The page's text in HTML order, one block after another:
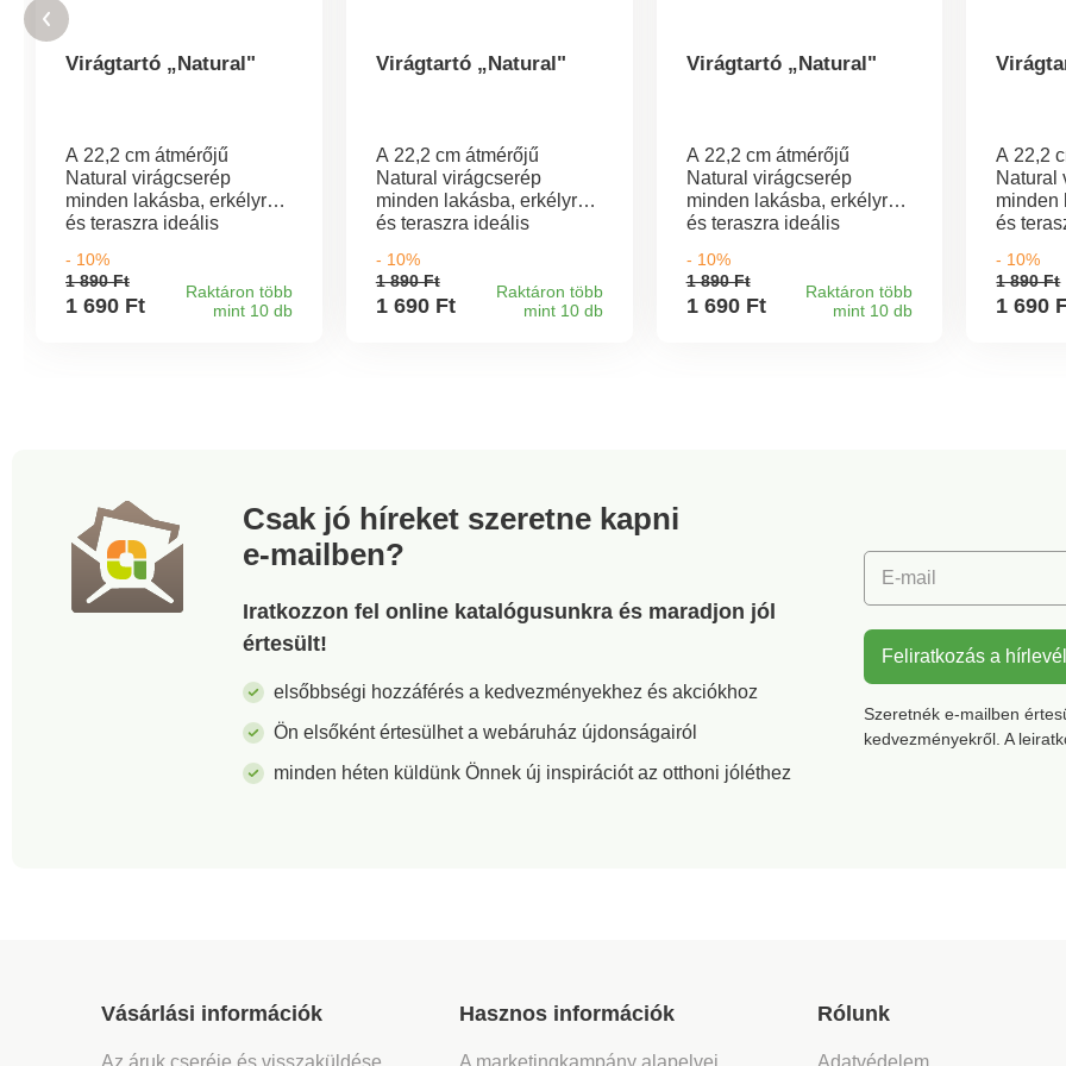
Virágtartó „Natural"
A 22,2 cm átmérőjű
Natural virágcserép
minden lakásba, erkélyre
és teraszra ideális
gyógynövények
bármelyikben remekül
mutatnak majd. Méretek:
- 10%
1 890 Ft
1 690 Ft
Raktáron több
mint 10 db
Virágtartó „Natural"
A 22,2 cm átmérőjű
Natural virágcserép
minden lakásba, erkélyre
és teraszra ideális
gyógynövények
bármelyikben remekül
mutatnak majd. Méretek:
- 10%
1 890 Ft
1 690 Ft
Raktáron több
mint 10 db
Virágtartó „Natural"
A 22,2 cm átmérőjű
Natural virágcserép
minden lakásba, erkélyre
és teraszra ideális
gyógynövények
bármelyikben remekül
mutatnak majd. Méretek:
- 10%
1 890 Ft
1 690 Ft
Raktáron több
mint 10 db
A 22,2
Natural
minden
és
- 10%
1 890 Ft
1 690
Csak jó híreket szeretne kapni
e-mailben?
Iratkozzon fel online katalógusunkra és maradjon jól
értesült!
elsőbbségi hozzáférés a kedvezményekhez és akciókhoz
Ön elsőként értesülhet a webáruház újdonságairól
minden héten küldünk Önnek új inspirációt az otthoni jóléthez
E-mail
Feliratkozás a
Szeretnék e-mailben
kedvezményekről. A
Vásárlási információk
Az áruk cseréje és visszaküldése
Hasznos információk
A marketingkampány alapelvei
Rólunk
Adatvédelem